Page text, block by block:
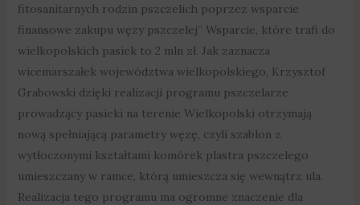
fitosanitarnych rodzin pszczelich poprzez wsparcie
finansowe zakupu węzy pszczelej” Wsparcie, które trafi do
wielkopolskich pasiek to 2 mln zł. Jak zaznacza
wicemarszałek województwa wielkopolskiego, Krzysztof
Grabowski dzięki realizacji programu pszczelarze
prowadzący pasieki na terenie Wielkopolski otrzymają
nową spełniającą parametry węzę, czyli szablon z
wytłoczonymi kształtami komórek plastra pszczelego
umieszczany w ramce, którą umieszcza się wewnątrz ula.
Realizacja tego programu ma ogromne znaczenie dla